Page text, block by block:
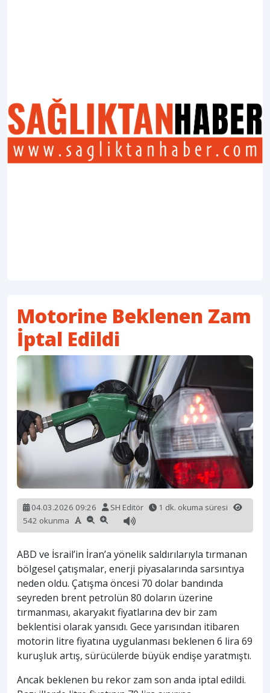
Motorine Beklenen Zam
İptal Edildi
04.03.2026 09:26 SH Editör
1 dk. okuma süresi
542 okunma
ABD ve İsrail’in İran’a yönelik saldırılarıyla tırmanan
bölgesel çatışmalar, enerji piyasalarında sarsıntıya
neden oldu. Çatışma öncesi 70 dolar bandında
seyreden brent petrolün 80 doların üzerine
tırmanması, akaryakıt fiyatlarına dev bir zam
beklentisi olarak yansıdı. Gece yarısından itibaren
motorin litre fiyatına uygulanması beklenen 6 lira 69
kuruşluk artış, sürücülerde büyük endişe yaratmıştı.
Ancak beklenen bu rekor zam son anda iptal edildi.